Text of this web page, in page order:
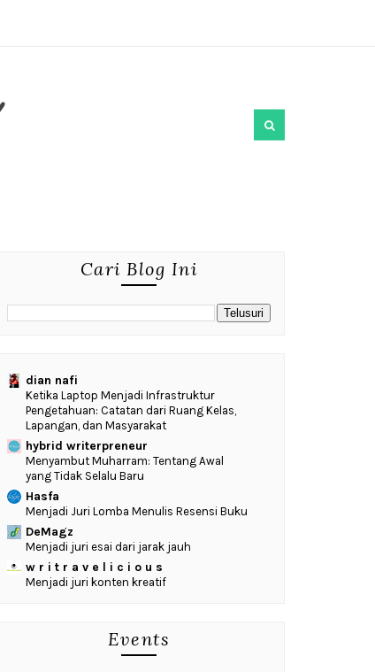
Cari Blog Ini
dian nafi
Ketika Laptop Menjadi Infrastruktur
Pengetahuan: Catatan dari Ruang Kelas,
Lapangan, dan Masyarakat
hybrid writerpreneur
Menyambut Muharram: Tentang Awal
yang Tidak Selalu Baru
Hasfa
Menjadi Juri Lomba Menulis Resensi Buku
DeMagz
Menjadi juri esai dari jarak jauh
w r i t r a v e l i c i o u s
Menjadi juri konten kreatif
Events